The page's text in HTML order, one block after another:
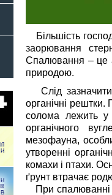
Більшість
заорювання
Спалювання – це
природою.
Слід
органічні
солома лежить у
органічного
мезофауна,
утворенні
комахи і птахи.
ґрунт втрачає
При спалюванні